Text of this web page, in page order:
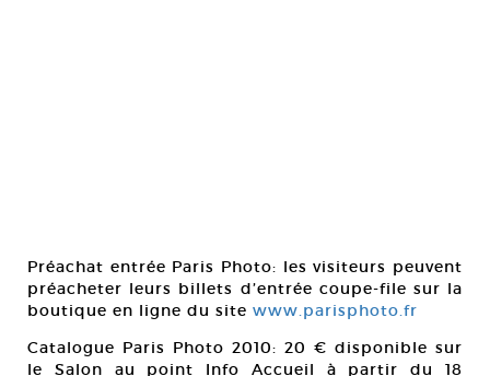
Préachat entrée Paris Photo: les visiteurs peuvent
préacheter leurs billets d’entrée coupe-file sur la
boutique en ligne du site www.parisphoto.fr
Catalogue Paris Photo 2010: 20 € disponible sur
le Salon au point Info Accueil à partir du 18